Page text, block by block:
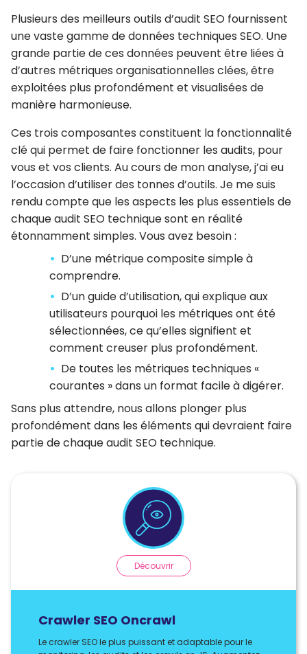
Plusieurs des meilleurs outils d’audit SEO fournissent
une vaste gamme de données techniques SEO. Une
grande partie de ces données peuvent être liées à
d’autres métriques organisationnelles clées, être
exploitées plus profondément et visualisées de
manière harmonieuse.
Ces trois composantes constituent la fonctionnalité
clé qui permet de faire fonctionner les audits, pour
vous et vos clients. Au cours de mon analyse, j’ai eu
l’occasion d’utiliser des tonnes d’outils. Je me suis
rendu compte que les aspects les plus essentiels de
chaque audit SEO technique sont en réalité
étonnamment simples. Vous avez besoin :
D’une métrique composite simple à
comprendre.
D’un guide d’utilisation, qui explique aux
utilisateurs pourquoi les métriques ont été
sélectionnées, ce qu’elles signifient et
comment creuser plus profondément.
De toutes les métriques techniques «
courantes » dans un format facile à digérer.
Sans plus attendre, nous allons plonger plus
profondément dans les éléments qui devraient faire
partie de chaque audit SEO technique.
Crawler SEO Oncrawl
Le crawler SEO le plus puissant et adaptable pour le
Découvrir